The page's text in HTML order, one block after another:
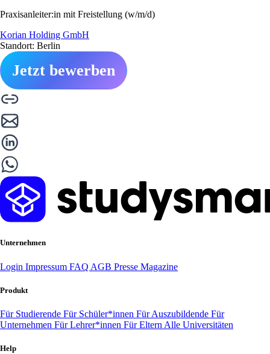
Praxisanleiter:in mit Freistellung (w/m/d)
Korian Holding GmbH
Standort: Berlin
Jetzt bewerben
Unternehmen
Login Impressum FAQ AGB Presse Magazine
Produkt
Für Studierende Für Schüler*innen Für Auszubildende Für
Unternehmen Für Lehrer*innen Für Eltern Alle Universitäten
Help